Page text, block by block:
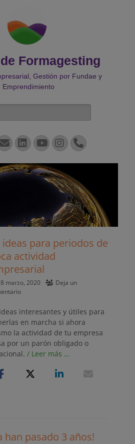
Formagesting
Gestión por Fundae y
Emprendimiento
Correo
LinkedIn
YouTube
Instagram
Teléfono
ideas para periodos de
actividad
marzo, 2020
Deja un
interesantes y útiles para
en marcha si ahora
la actividad de tu empresa
por un parón obligado o
/ Leer más …
han pasado 3 años!